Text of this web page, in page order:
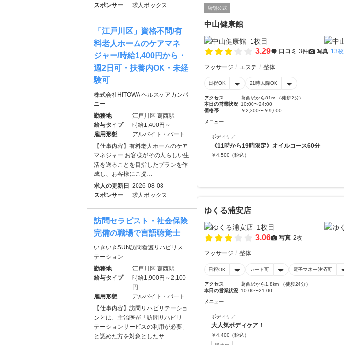
店舗公式
中山健康館
3.29 口コミ 3件 写真 13枚
マッサージ エステ 整体
日祝OK 21時以降OK
アクセス
葛西駅から81m （徒歩2分）
本日の営業状況 10:00〜24:00
価格帯
￥2,800〜￥9,000
メニュー
ボディケア
《11時から19時限定》オイルコース60分
￥4,500 （税込）
ゆくる浦安店
3.06 写真 2枚
マッサージ 整体
日祝OK カード可 電子マネー決済可
アクセス
葛西駅から1.8km （徒歩24分）
本日の営業状況 10:00〜21:00
メニュー
ボディケア
大人気ボディケア！
￥4,400 （税込）
スポンサー
求人ボックス
「江戸川区」資格不問/有
料老人ホームのケアマネ
ジャー/時給1,400円から・
週2日可・扶養内OK・未経
験可
株式会社HITOWA ヘルスケアカンパ
ニー
勤務地
江戸川区 葛西駅
給与タイプ
時給1,400円～
雇用形態
アルバイト・パート
【仕事内容】有料老人ホームのケア
マネジャー お客様がその人らしい生
活を送ることを目指したプランを作
成し、お客様にご提…
求人の更新日 2026-08-08
スポンサー
求人ボックス
訪問セラピスト・社会保険
完備の職場で言語聴覚士
いきいきSUN訪問看護リハビリス
テーション
勤務地
江戸川区 葛西駅
給与タイプ
時給1,900円～2,100
円
雇用形態
アルバイト・パート
【仕事内容】訪問リハビリテーショ
ンとは、主治医が「訪問リハビリ
テーションサービスの利用が必要」
と認めた方を対象としたサ…